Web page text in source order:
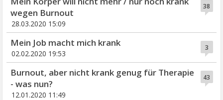
38
wegen Burnout
28.03.2020 15:09
3
Mein Job macht mich krank
02.02.2020 19:53
43
Burnout, aber nicht krank genug für Therapie
- was nun?
12.01.2020 11:49